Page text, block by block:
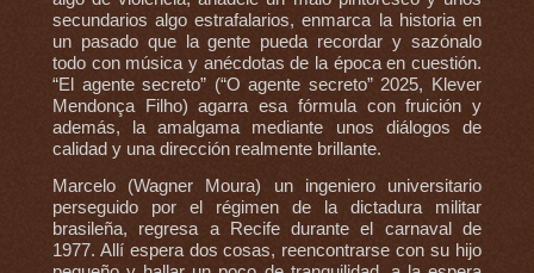
secundarios algo estrafalarios, enmarca la historia en
un pasado que la gente pueda recordar y sazónalo
todo con música y anécdotas de la época en cuestión.
“El agente secreto” (“O agente secreto” 2025, Klever
Mendonça Filho) agarra esa fórmula con fruición y
además, la amalgama mediante unos diálogos de
calidad y una dirección realmente brillante.
Marcelo (Wagner Moura) un ingeniero universitario
perseguido por el régimen de la dictadura militar
brasileña, regresa a Recife durante el carnaval de
1977. Allí espera dos cosas, reencontrarse con su hijo